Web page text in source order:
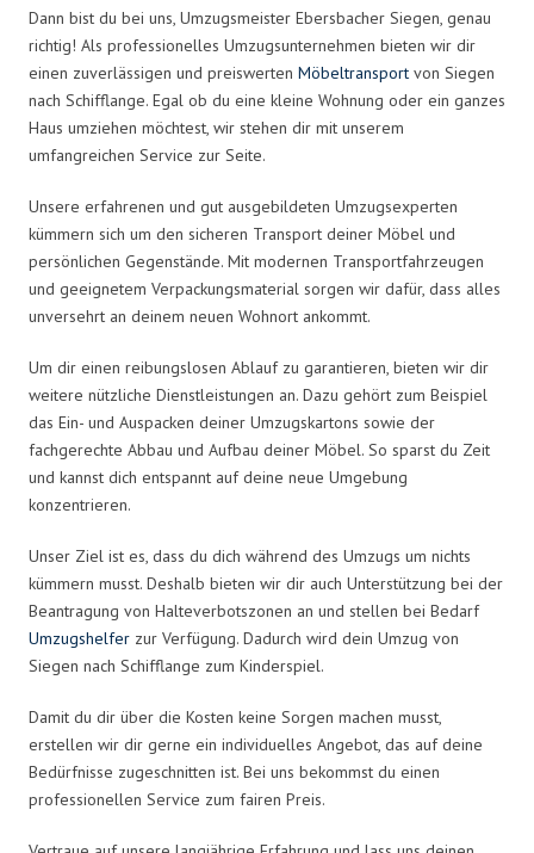
Dann bist du bei uns, Umzugsmeister Ebersbacher Siegen, genau
richtig! Als professionelles Umzugsunternehmen bieten wir dir
einen zuverlässigen und preiswerten Möbeltransport von Siegen
nach Schifflange. Egal ob du eine kleine Wohnung oder ein ganzes
Haus umziehen möchtest, wir stehen dir mit unserem
umfangreichen Service zur Seite.
Unsere erfahrenen und gut ausgebildeten Umzugsexperten
kümmern sich um den sicheren Transport deiner Möbel und
persönlichen Gegenstände. Mit modernen Transportfahrzeugen
und geeignetem Verpackungsmaterial sorgen wir dafür, dass alles
unversehrt an deinem neuen Wohnort ankommt.
Um dir einen reibungslosen Ablauf zu garantieren, bieten wir dir
weitere nützliche Dienstleistungen an. Dazu gehört zum Beispiel
das Ein- und Auspacken deiner Umzugskartons sowie der
fachgerechte Abbau und Aufbau deiner Möbel. So sparst du Zeit
und kannst dich entspannt auf deine neue Umgebung
konzentrieren.
Unser Ziel ist es, dass du dich während des Umzugs um nichts
kümmern musst. Deshalb bieten wir dir auch Unterstützung bei der
Beantragung von Halteverbotszonen an und stellen bei Bedarf
Umzugshelfer zur Verfügung. Dadurch wird dein Umzug von
Siegen nach Schifflange zum Kinderspiel.
Damit du dir über die Kosten keine Sorgen machen musst,
erstellen wir dir gerne ein individuelles Angebot, das auf deine
Bedürfnisse zugeschnitten ist. Bei uns bekommst du einen
professionellen Service zum fairen Preis.